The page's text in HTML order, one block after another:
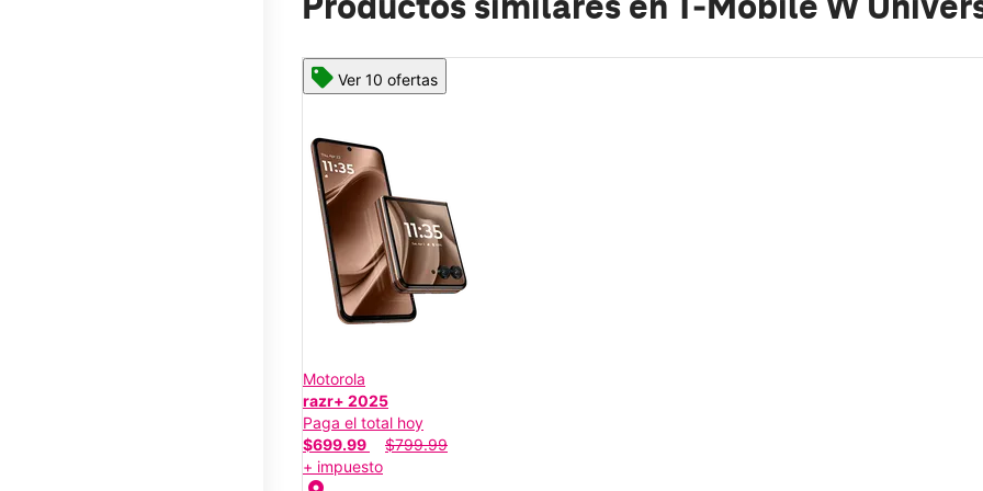
Productos similares en T-Mobile W
Ver 10 ofertas
Motorola
razr+ 2025
Paga el total hoy
$699.99
$799.99
+ impuesto